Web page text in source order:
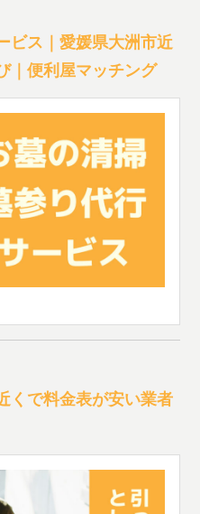
ビス｜愛媛県大洲市近
｜便利屋マッチング
くで料金表が安い業者